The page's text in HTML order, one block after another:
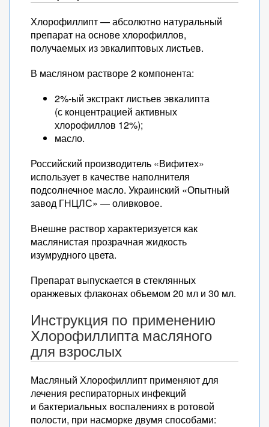
Хлорофиллипт — абсолютно натуральный
препарат на основе хлорофиллов,
получаемых из эвкалиптовых листьев.
В масляном растворе 2 компонента:
2%-ый экстракт листьев эвкалипта
(с концентрацией активных
хлорофиллов 12%);
масло.
Российский производитель «Вифитех»
использует в качестве наполнителя
подсолнечное масло. Украинский «Опытный
завод ГНЦЛС» — оливковое.
Внешне раствор характеризуется как
маслянистая прозрачная жидкость
изумрудного цвета.
Препарат выпускается в стеклянных
оранжевых флаконах объемом 20 мл и 30 мл.
Инструкция по применению
Хлорофиллипта масляного
для взрослых
Масляный Хлорофиллипт применяют для
лечения респираторных инфекций
и бактериальных воспалениях в ротовой
полости, при насморке двумя способами: